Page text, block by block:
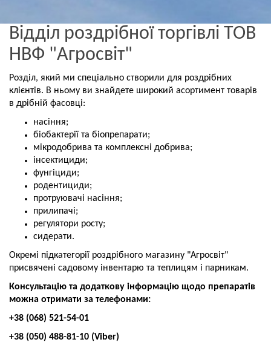
Відділ роздрібної торгівлі ТОВ
НВФ "Агросвіт"
Розділ, який ми спеціально створили для роздрібних
клієнтів. В ньому ви знайдете широкий асортимент товарів
в дрібній фасовці:
насіння;
біобактерії та біопрепарати;
мікродобрива та комплексні добрива;
інсектициди;
фунгіциди;
родентициди;
протруювачі насіння;
прилипачі;
регулятори росту;
сидерати.
Окремі підкатегорії роздрібного магазину "Агросвіт"
присвячені садовому інвентарю та теплицям і парникам.
Консультацію та додаткову інформацію щодо препаратів
можна отримати за телефонами:
+38 (068) 521-54-01
+38 (050) 488-81-10 (Viber)